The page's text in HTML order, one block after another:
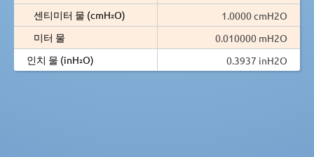
센티미터 물 (cmH₂O)
1.0000 cmH2O
미터 물
0.010000 mH2O
인치 물 (inH₂O)
0.3937 inH2O